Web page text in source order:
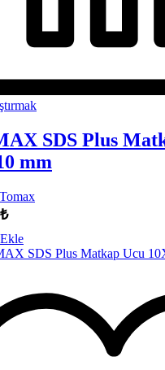
SDS Plus
mm
Tomax
₺